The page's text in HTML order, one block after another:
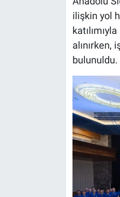
ilişkin yol
alınırken,
bulunuldu.